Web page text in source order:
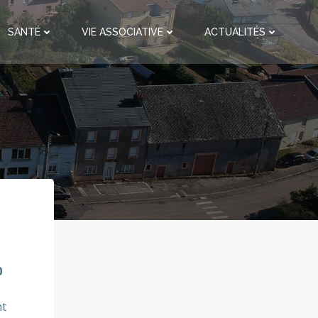
SANTÉ VIE ASSOCIATIVE ACTUALITÉS